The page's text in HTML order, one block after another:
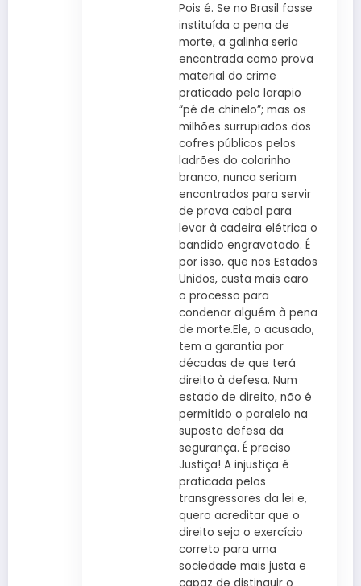
Pois é. Se no Brasil fosse
instituída a pena de
morte, a galinha seria
encontrada como prova
material do crime
praticado pelo larapio
“pé de chinelo”; mas os
milhões surrupiados dos
cofres públicos pelos
ladrões do colarinho
branco, nunca seriam
encontrados para servir
de prova cabal para
levar à cadeira elétrica o
bandido engravatado. É
por isso, que nos Estados
Unidos, custa mais caro
o processo para
condenar alguém à pena
de morte.Ele, o acusado,
tem a garantia por
décadas de que terá
direito à defesa. Num
estado de direito, não é
permitido o paralelo na
suposta defesa da
segurança. É preciso
Justiça! A injustiça é
praticada pelos
transgressores da lei e,
quero acreditar que o
direito seja o exercício
correto para uma
sociedade mais justa e